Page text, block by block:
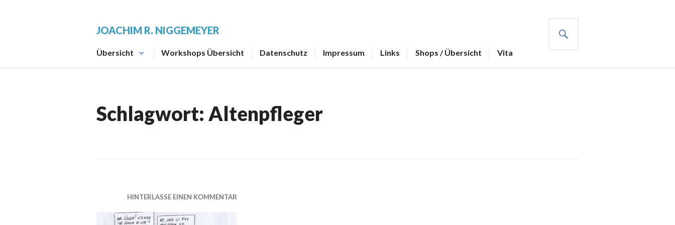
JOACHIM R. NIGGEMEYER
Übersicht Workshops Übersicht Datenschutz Impressum Links Shops / Übersicht Vita
Schlagwort: Altenpfleger
HINTERLASSE EINEN KOMMENTAR